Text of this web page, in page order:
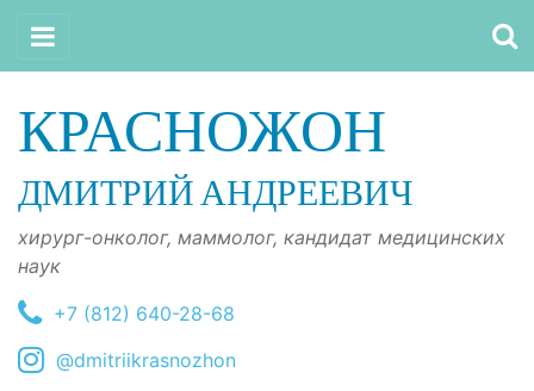
КРАСНОЖОН
ДМИТРИЙ АНДРЕЕВИЧ
хирург-онколог, маммолог, кандидат медицинских
наук
+7 (812) 640-28-68
@dmitriikrasnozhon